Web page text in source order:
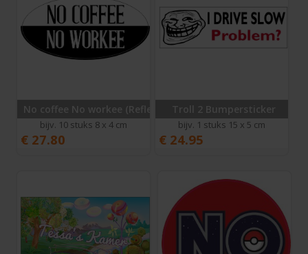
No coffee No workee (Reflecterend)
bijv. 10 stuks 8 x 4 cm
€ 27.80
Troll 2 Bumpersticker
bijv. 1 stuks 15 x 5 cm
€ 24.95